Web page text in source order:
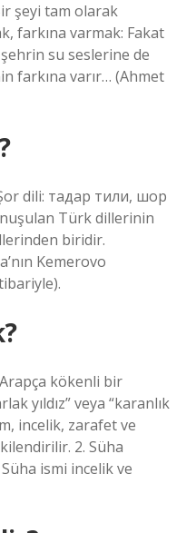
şeyi tam olarak
farkına varmak: Fakat
su seslerine de
farkına varır… (Ahmet
dili: тадар тили, шор
Türk dillerinin
biridir.
Kemerovo
kökenli bir
yıldız” veya “karanlık
incelik, zarafet ve
2. Süha
ismi incelik ve